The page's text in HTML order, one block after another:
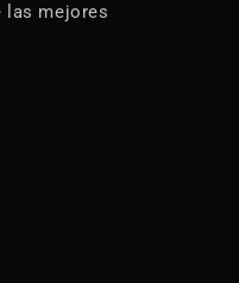
las mejores